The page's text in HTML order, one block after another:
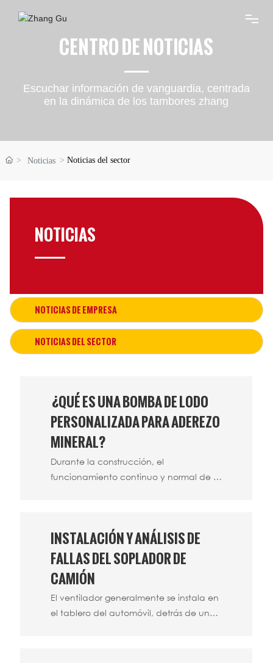
SOBRE NOSOTROS
PRODUCTOS
VR
CONTACTO
CENTRO DE NOTICIAS
Escuchar información de vanguardia, centrada
en la dinámica de los tambores zhang
Noticias Noticias del sector
NOTICIAS
NOTICIAS DE EMPRESA
NOTICIAS DEL SECTOR
¿QUÉ ES UNA BOMBA DE LODO
PERSONALIZADA PARA ADEREZO
MINERAL?
Durante la construcción, el
funcionamiento continuo y normal de la
bombas de lodo personalizadas para
tratamiento de minerales funcionen con
la máxima eficiencia. Por lo tanto, debe
haber un horario razonable y un sistema
de gestión estricto.
INSTALACIÓN Y ANÁLISIS DE
FALLAS DEL SOPLADOR DE
CAMIÓN
El ventilador generalmente se instala en
el tablero del automóvil, detrás de una